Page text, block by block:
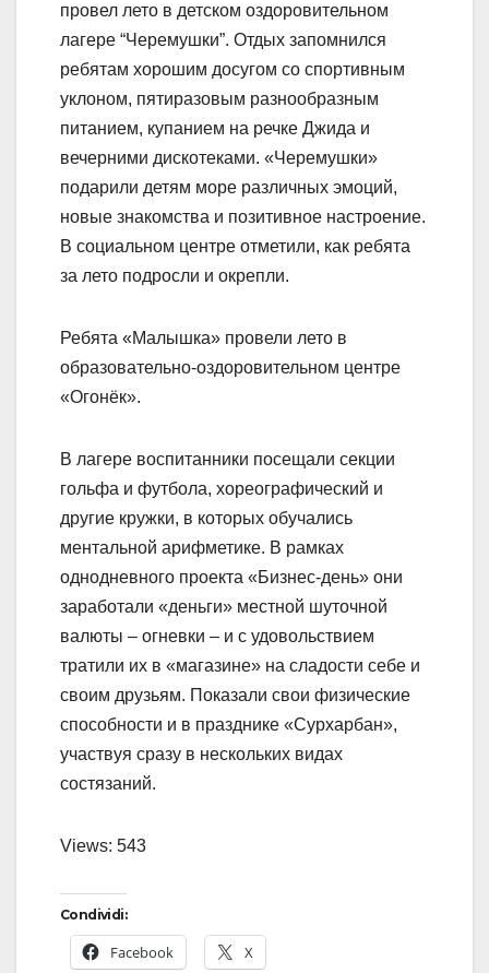
провел лето в детском оздоровительном
лагере “Черемушки”. Отдых запомнился
ребятам хорошим досугом со спортивным
уклоном, пятиразовым разнообразным
питанием, купанием на речке Джида и
вечерними дискотеками. «Черемушки»
подарили детям море различных эмоций,
новые знакомства и позитивное настроение.
В социальном центре отметили, как ребята
за лето подросли и окрепли.
Ребята «Малышка» провели лето в
образовательно-оздоровительном центре
«Огонёк».
В лагере воспитанники посещали секции
гольфа и футбола, хореографический и
другие кружки, в которых обучались
ментальной арифметике. В рамках
однодневного проекта «Бизнес-день» они
заработали «деньги» местной шуточной
валюты – огневки – и с удовольствием
тратили их в «магазине» на сладости себе и
своим друзьям. Показали свои физические
способности и в празднике «Сурхарбан»,
участвуя сразу в нескольких видах
состязаний.
Views: 543
Condividi:
Facebook X